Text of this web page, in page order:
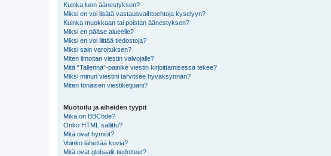
Kuinka luon äänestyksen?
Miksi en voi lisätä vastausvaihtoehtoja kyselyyn?
Kuinka muokkaan tai poistan äänestyksen?
Miksi en pääse alueelle?
Miksi en voi liittää tiedostoja?
Miksi sain varoituksen?
Miten ilmoitan viestin valvojalle?
Mitä “Tallenna”-painike viestin kirjoittamisessa tekee?
Miksi minun viestini tarvitsee hyväksynnän?
Miten tönäisen viestiketjuani?
Muotoilu ja aiheiden tyypit
Mikä on BBCode?
Onko HTML sallittu?
Mitä ovat hymiöt?
Voinko lähettää kuvia?
Mitä ovat globaalit tiedotteet?